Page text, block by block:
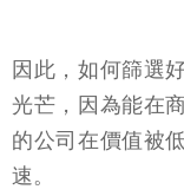
因此，如何篩選
光芒，因為能在
的公司在價值被
速。